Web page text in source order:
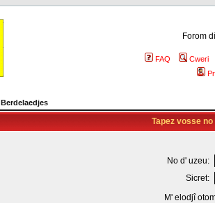
Forom
FAQ
Cweri
Tapez vosse
No d' uzeu:
Sicret:
M' elodjî